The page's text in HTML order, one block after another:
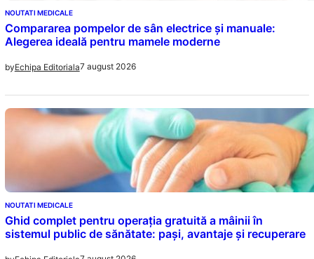
NOUTATI MEDICALE
Compararea pompelor de sân electrice și manuale:
Alegerea ideală pentru mamele moderne
byEchipa Editoriala7 august 2026
NOUTATI MEDICALE
Ghid complet pentru operația gratuită a mâinii în
sistemul public de sănătate: pași, avantaje și recuperare